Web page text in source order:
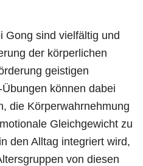
Gong sind vielfältig und
der körperlichen
geistigen
können dabei
die Körperwahrnehmung
Gleichgewicht zu
den Alltag integriert wird,
von diesen